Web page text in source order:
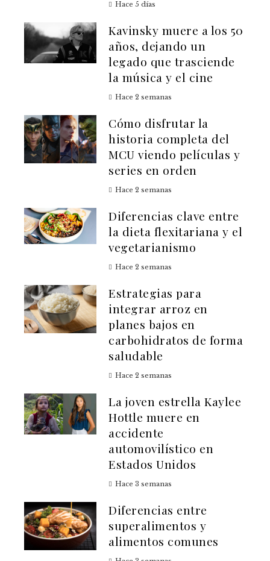
Hace 5 días
Kavinsky muere a los 50
años, dejando un
legado que trasciende
la música y el cine
Hace 2 semanas
Cómo disfrutar la
historia completa del
MCU viendo películas y
series en orden
Hace 2 semanas
Diferencias clave entre
la dieta flexitariana y el
vegetarianismo
Hace 2 semanas
Estrategias para
integrar arroz en
planes bajos en
carbohidratos de forma
saludable
Hace 2 semanas
La joven estrella Kaylee
Hottle muere en
accidente
automovilístico en
Estados Unidos
Hace 3 semanas
Diferencias entre
superalimentos y
alimentos comunes